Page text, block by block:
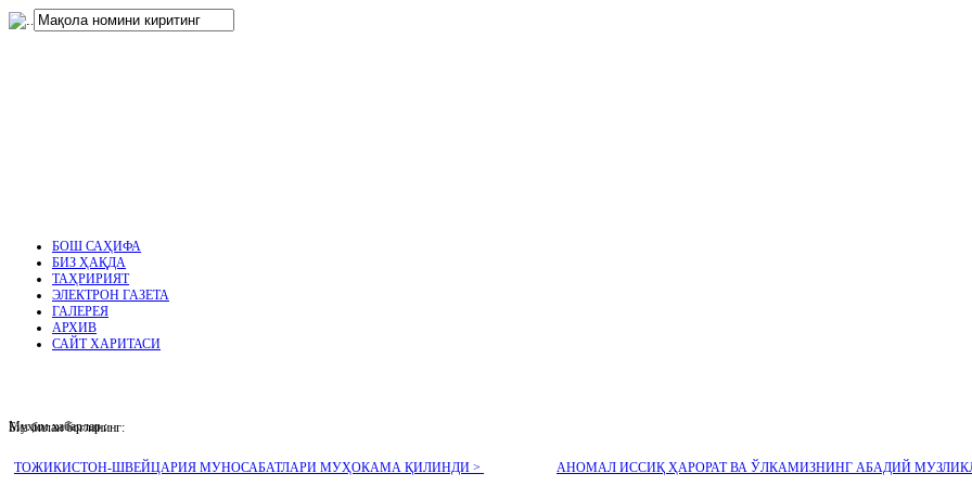
.
БОШ САҲИФА
БИЗ ҲАҚДА
ТАҲРИРИЯТ
ЭЛЕКТРОН ГАЗЕТА
ГАЛЕРЕЯ
АРХИВ
САЙТ ХАРИТАСИ
Муҳим хабарлар :
ТОЖИКИСТОН-ШВЕЙЦАРИЯ МУНОСАБАТЛАРИ МУҲОКАМА ҚИЛИНДИ > АНОМАЛ ИССИҚ ҲАРОРАТ ВА ЎЛКАМИЗНИНГ АБАДИЙ
Биз билан боғланинг: